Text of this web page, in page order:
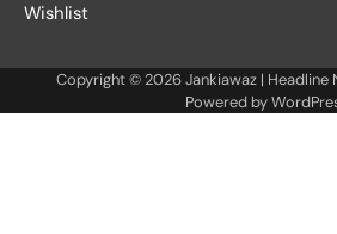
Wishlist
Copyright © 2026Jankiawaz | Headline
Powered by